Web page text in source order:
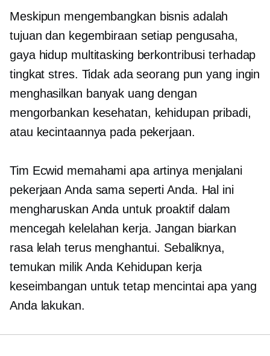
Meskipun mengembangkan bisnis adalah
tujuan dan kegembiraan setiap pengusaha,
gaya hidup multitasking berkontribusi terhadap
tingkat stres. Tidak ada seorang pun yang ingin
menghasilkan banyak uang dengan
mengorbankan kesehatan, kehidupan pribadi,
atau kecintaannya pada pekerjaan.
Tim Ecwid memahami apa artinya menjalani
pekerjaan Anda sama seperti Anda. Hal ini
mengharuskan Anda untuk proaktif dalam
mencegah kelelahan kerja. Jangan biarkan
rasa lelah terus menghantui. Sebaliknya,
temukan milik Anda Kehidupan kerja
keseimbangan untuk tetap mencintai apa yang
Anda lakukan.